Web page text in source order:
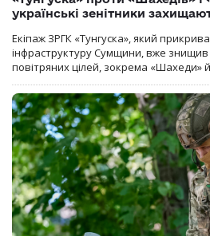
українські зенітники
Екіпаж ЗРГК «Тунгуска», який
інфраструктуру Сумщини, вже
повітряних цілей, зокрема «Шахеди»